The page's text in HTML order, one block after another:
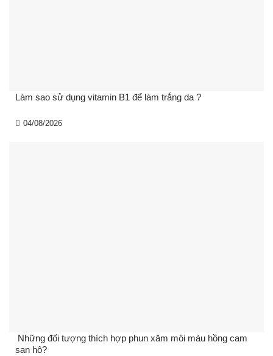
Làm sao sử dụng vitamin B1 để làm trắng da ?
04/08/2026
Những đối tượng thích hợp phun xăm môi màu hồng cam
san hô?